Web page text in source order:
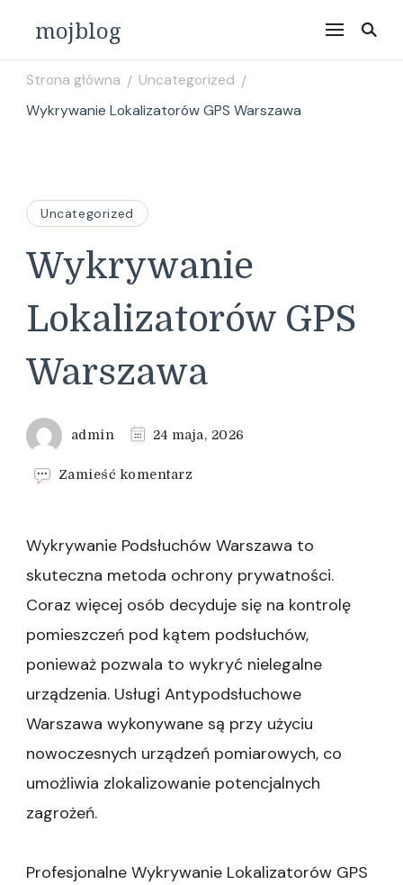
mojblog
Strona główna / Uncategorized /
Wykrywanie Lokalizatorów GPS Warszawa
Uncategorized
Wykrywanie
Lokalizatorów GPS
Warszawa
admin 24 maja, 2026
Zamieść komentarz
GPS
Warszawa
Wykrywanie Podsłuchów Warszawa to
skuteczna metoda ochrony prywatności.
Coraz więcej osób decyduje się na kontrolę
pomieszczeń pod kątem podsłuchów,
ponieważ pozwala to wykryć nielegalne
urządzenia. Usługi Antypodsłuchowe
Warszawa wykonywane są przy użyciu
nowoczesnych urządzeń pomiarowych, co
umożliwia zlokalizowanie potencjalnych
zagrożeń.
Profesjonalne Wykrywanie Lokalizatorów GPS